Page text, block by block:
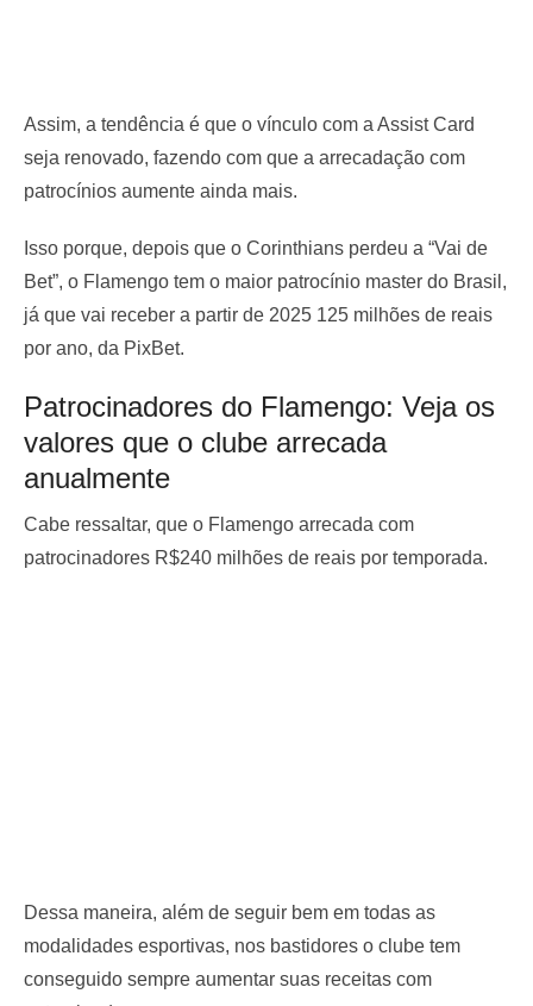
Assim, a tendência é que o vínculo com a Assist Card
seja renovado, fazendo com que a arrecadação com
patrocínios aumente ainda mais.
Isso porque, depois que o Corinthians perdeu a “Vai de
Bet”, o Flamengo tem o maior patrocínio master do Brasil,
já que vai receber a partir de 2025 125 milhões de reais
por ano, da PixBet.
Patrocinadores do Flamengo: Veja os
valores que o clube arrecada
anualmente
Cabe ressaltar, que o Flamengo arrecada com
patrocinadores R$240 milhões de reais por temporada.
Dessa maneira, além de seguir bem em todas as
modalidades esportivas, nos bastidores o clube tem
conseguido sempre aumentar suas receitas com